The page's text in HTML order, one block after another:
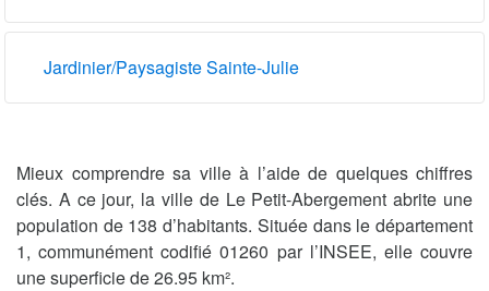
Jardinier/Paysagiste Sainte-Julie
Mieux comprendre sa ville à l’aide de quelques chiffres
clés. A ce jour, la ville de Le Petit-Abergement abrite une
population de 138 d’habitants. Située dans le département
1, communément codifié 01260 par l’INSEE, elle couvre
une superficie de 26.95 km².